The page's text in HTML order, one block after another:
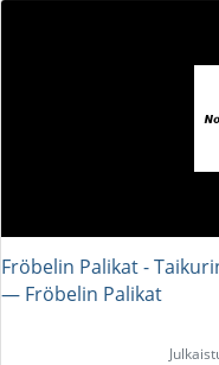
Fröbelin Palikat -
― Fröbelin Palikat